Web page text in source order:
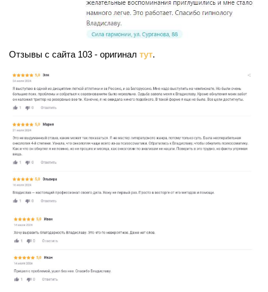
Отзывы с сайта 103 - оригинал тут.